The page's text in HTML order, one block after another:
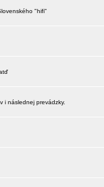
"hifi"
i následnej prevádzky.